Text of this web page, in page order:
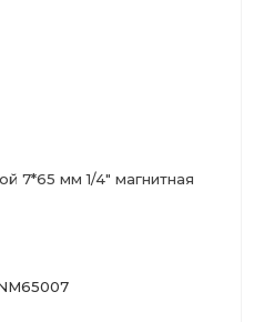
7*65 мм 1/4" магнитная